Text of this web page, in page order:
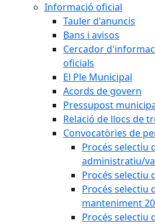
Informació oficial
Tauler d'anuncis
Bans i avisos
Cercador
oficials
El Ple Municipal
Acords de govern
Pressupost
Relació de llocs de
Convocatòries de
Procés selectiu
administratiu/
Procés selectiu
Procés selectiu
manteniment
Procés selectiu